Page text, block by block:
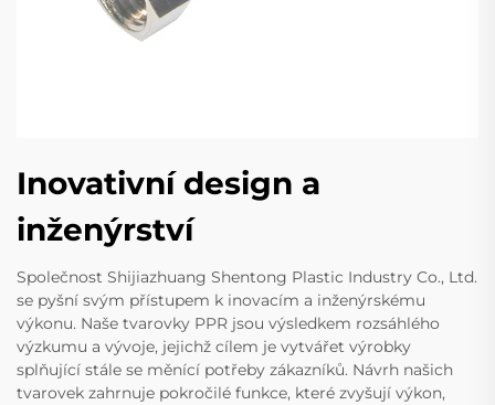
Inovativní design a
inženýrství
Společnost Shijiazhuang Shentong Plastic Industry Co., Ltd.
se pyšní svým přístupem k inovacím a inženýrskému
výkonu. Naše tvarovky PPR jsou výsledkem rozsáhlého
výzkumu a vývoje, jejichž cílem je vytvářet výrobky
splňující stále se měnící potřeby zákazníků. Návrh našich
tvarovek zahrnuje pokročilé funkce, které zvyšují výkon,